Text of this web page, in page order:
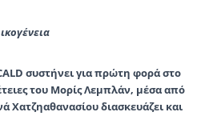
συστήνει για πρώτη φορά στο
του Μορίς Λεμπλάν, μέσα από
Χατζηαθανασίου διασκευάζει και